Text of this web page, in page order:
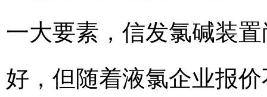
一大要素，信发氯碱装
好，但随着液氯企业报